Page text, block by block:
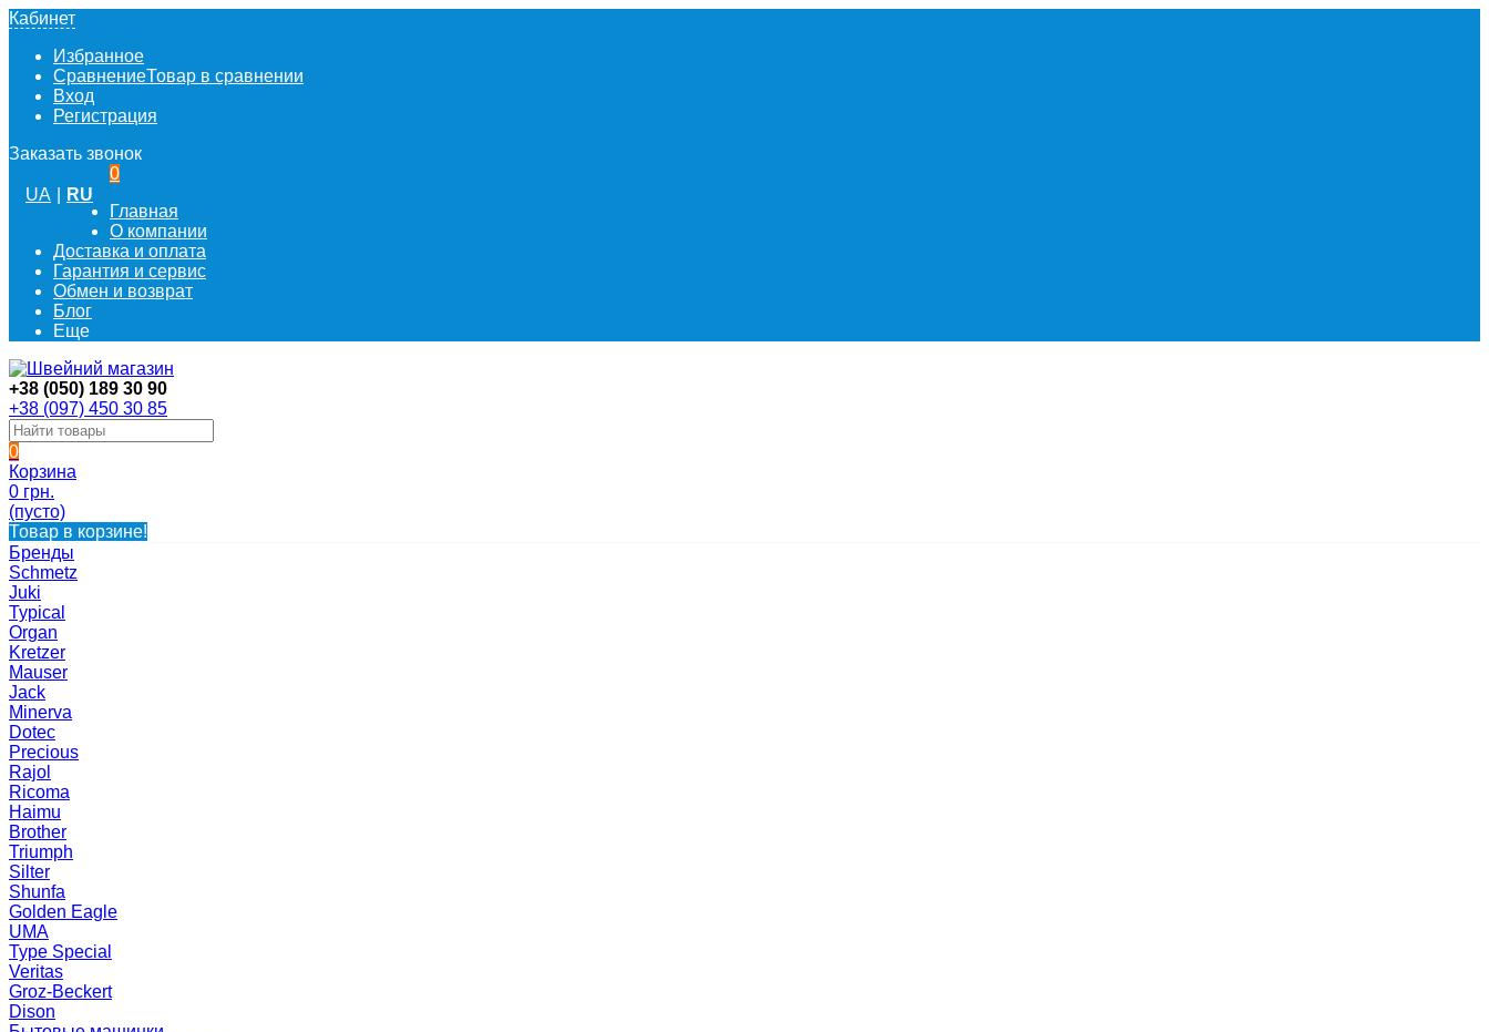
Кабинет
Избранное
СравнениеТовар в сравнении
Вход
Регистрация
Заказать звонок
UA RU
0
Главная
О компании
Доставка и оплата
Гарантия и сервис
Обмен и возврат
Блог
Еще
+38 (050) 189 30 90
+38 (097) 450 30 85
0
Корзина
0 грн.
(пусто)
Товар в корзине!
Бренды
Schmetz
Juki
Typical
Organ
Kretzer
Mauser
Jack
Minerva
Dotec
Precious
Rajol
Ricoma
Haimu
Brother
Triumph
Silter
Shunfa
Golden Eagle
UMA
Type Special
Veritas
Groz-Beckert
Dison